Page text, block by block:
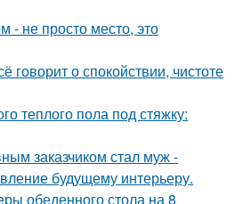
- не просто место, это
говорит о спокойствии, чистоте
теплого пола под стяжку:
заказчиком стал муж -
будущему интерьеру.
обеденного стола на 8